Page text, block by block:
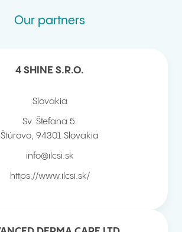
Our partners
4 SHINE S.R.O.
Slovakia
Sv. Štefana 5.
Štúrovo 94301 Slovakia
info@ilcsi.sk
https://www.ilcsi.sk/